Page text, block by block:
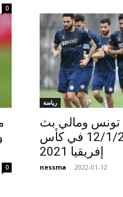
0
0
رياضة
تونس ومالي بث
مباشر بتاريخ 12/1/2022 في كأس
إفريقيا 2021
nessma - 2022-01-12